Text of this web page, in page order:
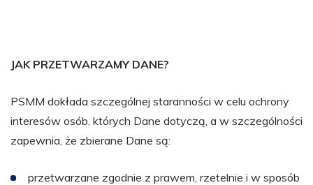
JAK PRZETWARZAMY DANE?
PSMM dokłada szczególnej staranności w celu ochrony
interesów osób, których Dane dotyczą, a w szczególności
zapewnia, że zbierane Dane są:
przetwarzane zgodnie z prawem, rzetelnie i w sposób